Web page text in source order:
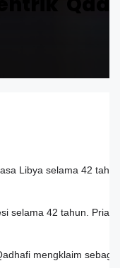
Libya selama 42
selama 42 tahun. Pria
mengklaim